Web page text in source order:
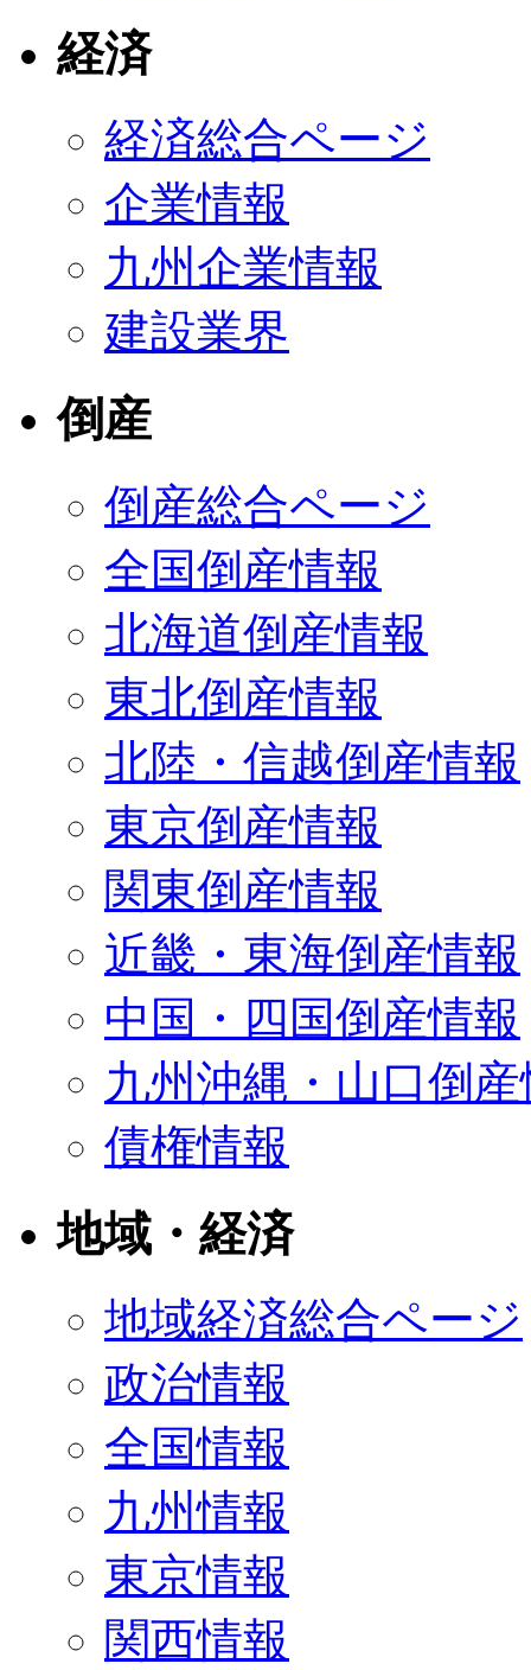
経済
経済総合ページ
企業情報
九州企業情報
建設業界
倒産
倒産総合ページ
全国倒産情報
北海道倒産情報
東北倒産情報
北陸・信越倒産情報
東京倒産情報
関東倒産情報
近畿・東海倒産情報
中国・四国倒産情報
九州沖縄・山口倒
債権情報
地域・経済
地域経済総合ページ
政治情報
全国情報
九州情報
東京情報
関西情報